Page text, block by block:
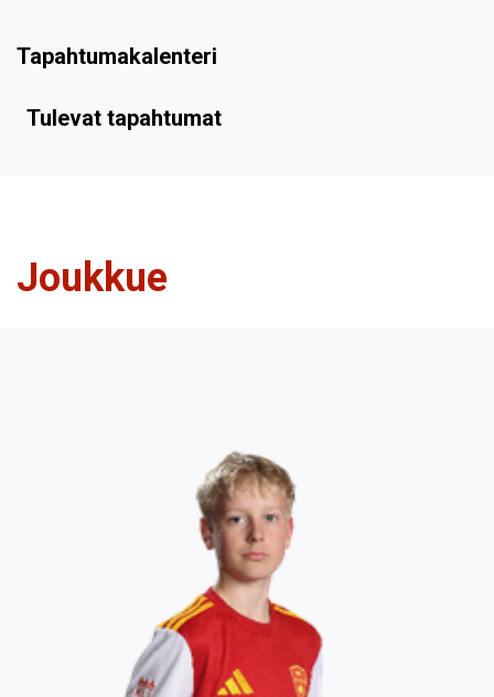
Tapahtumakalenteri
Tulevat tapahtumat
Joukkue